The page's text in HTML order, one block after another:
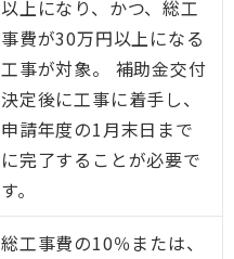
以上になり、かつ、総工
事費が30万円以上になる
工事が対象。 補助金交付
決定後に工事に着手し、
申請年度の1月末日まで
に完了することが必要で
す。
総工事費の10％または、